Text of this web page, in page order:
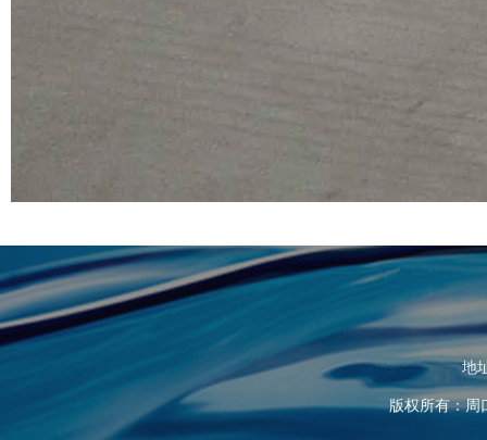
地
版权所有：周